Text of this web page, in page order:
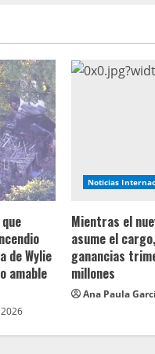
de Wylie
amable
Noticias
Mientras el
asume el
ganancias
millones
Ana Paula